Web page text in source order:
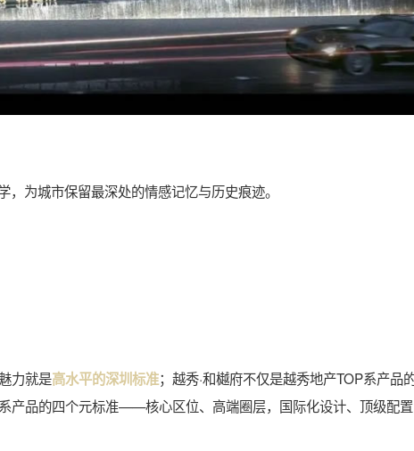
，为城市保留最深处的情感记忆与历史痕迹。
力就是高水平的深圳标准；越秀·和樾府不仅是越秀地产TOP系产品
产品的四个元标准——核心区位、高端圈层，国际化设计、顶级配